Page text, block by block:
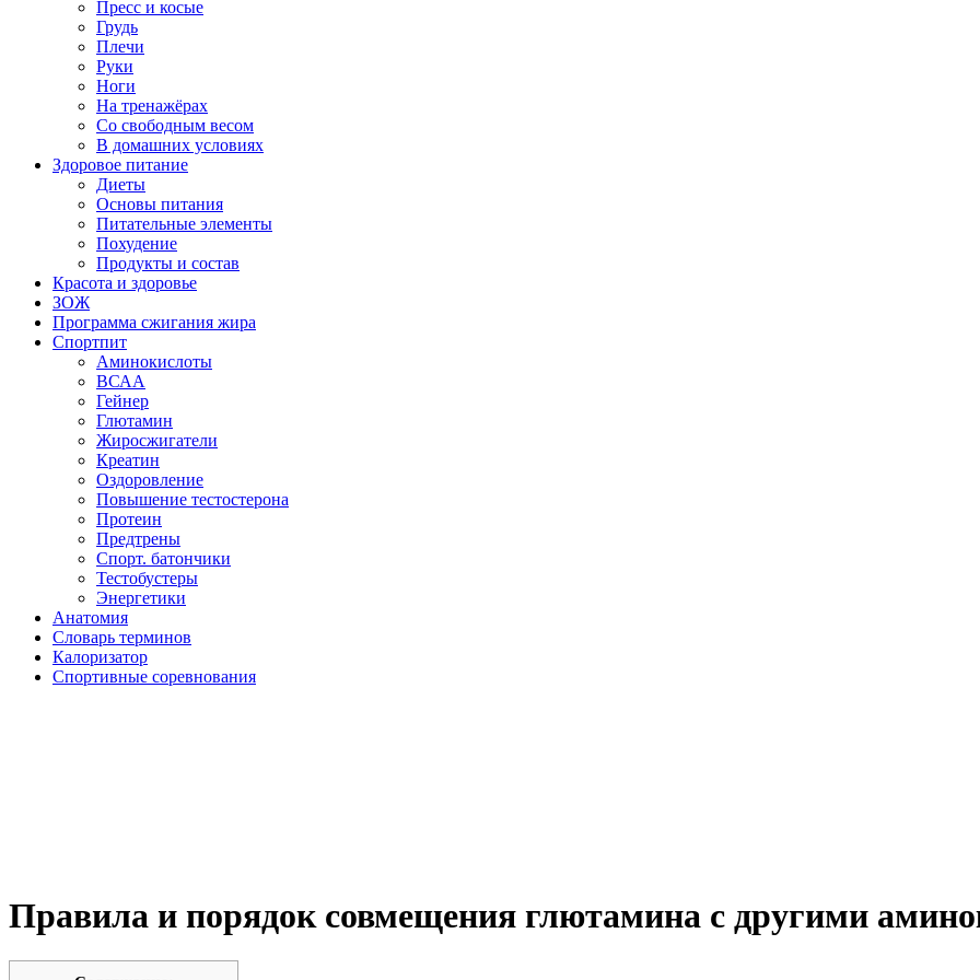
Пресс и косые
Грудь
Плечи
Руки
Ноги
На тренажёрах
Со свободным весом
В домашних условиях
Здоровое питание
Диеты
Основы питания
Питательные элементы
Похудение
Продукты и состав
Красота и здоровье
ЗОЖ
Программа сжигания жира
Спортпит
Аминокислоты
ВСАА
Гейнер
Глютамин
Жиросжигатели
Креатин
Оздоровление
Повышение тестостерона
Протеин
Предтрены
Спорт. батончики
Тестобустеры
Энергетики
Анатомия
Словарь терминов
Калоризатор
Спортивные соревнования
Правила и порядок совмещения глютамина с другими